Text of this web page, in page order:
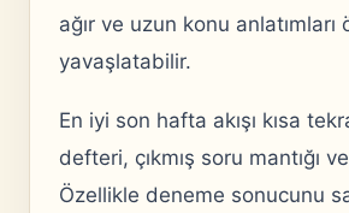
ağır ve uzun konu anlatımları
yavaşlatabilir.
En iyi son hafta akışı kısa
defteri, çıkmış soru mantığı
Özellikle deneme sonucunu